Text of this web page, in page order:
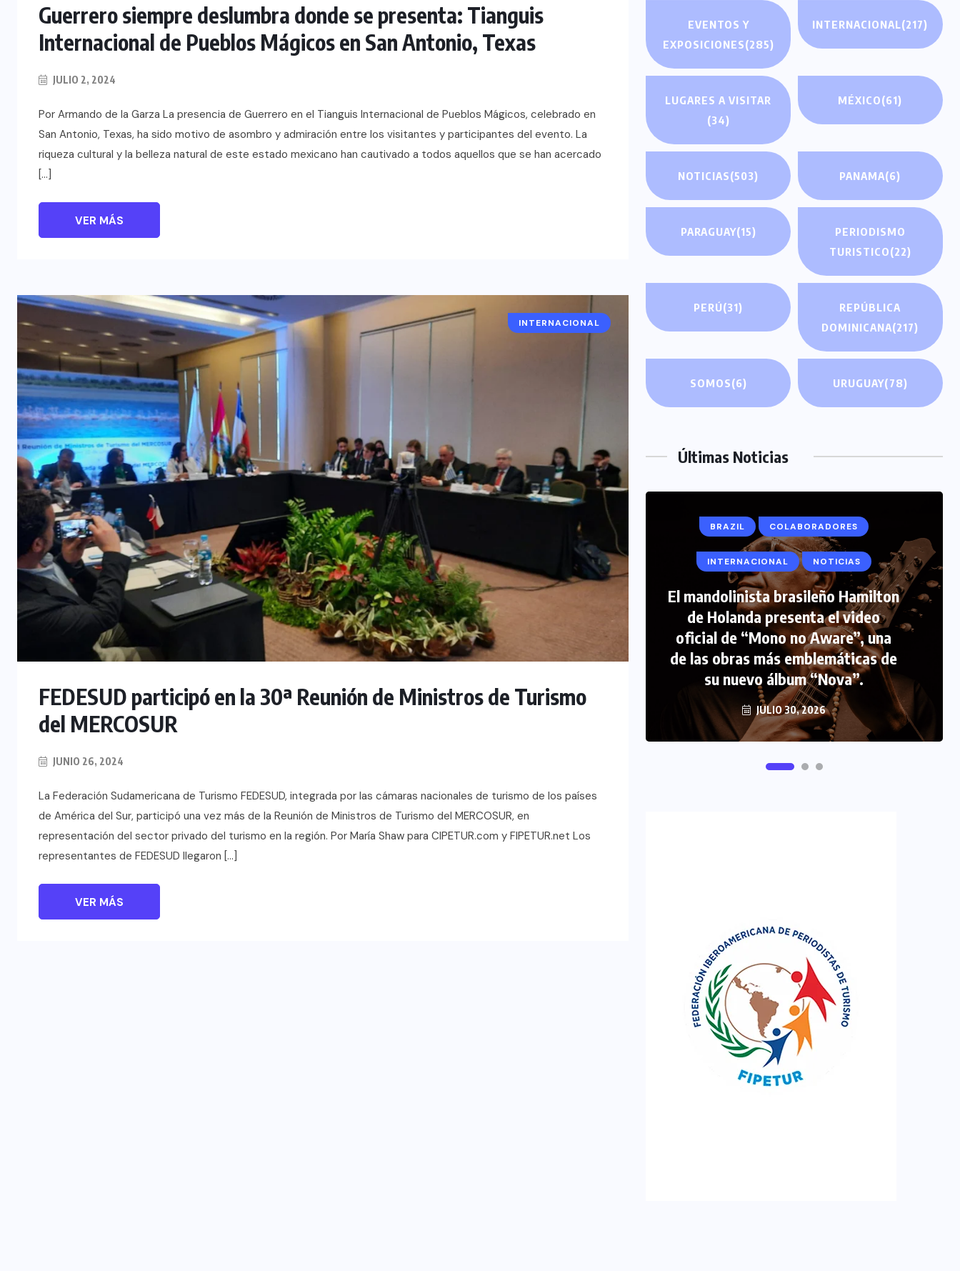
Guerrero siempre deslumbra donde se presenta: Tianguis
Internacional de Pueblos Mágicos en San Antonio, Texas
JULIO 2, 2024
Por Armando de la Garza La presencia de Guerrero en el Tianguis Internacional de Pueblos Mágicos, celebrado en
San Antonio, Texas, ha sido motivo de asombro y admiración entre los visitantes y participantes del evento. La
riqueza cultural y la belleza natural de este estado mexicano han cautivado a todos aquellos que se han acercado
[…]
VER MÁS
INTERNACIONAL
FEDESUD participó en la 30ª Reunión de Ministros de Turismo
del MERCOSUR
JUNIO 26, 2024
La Federación Sudamericana de Turismo FEDESUD, integrada por las cámaras nacionales de turismo de los países
de América del Sur, participó una vez más de la Reunión de Ministros de Turismo del MERCOSUR, en
representación del sector privado del turismo en la región. Por María Shaw para CIPETUR.com y FIPETUR.net Los
representantes de FEDESUD llegaron […]
VER MÁS
EVENTOS Y
EXPOSICIONES(285)
INTERNACIONAL(217)
LUGARES A VISITAR
(34)
MÉXICO(61)
NOTICIAS(503) PANAMA(6)
PARAGUAY(15)
PERIODISMO
TURISTICO(22)
PERÚ(31)
REPÚBLICA
DOMINICANA(217)
SOMOS(6) URUGUAY(78)
Últimas Noticias
COLABORADORES MÉXICO
NOTICIAS
EL FIN DEL MILAGRO BOHEMIO:
TULUM EN BANCARROTA
TURÍSTICA POR ABUSOS Y FALTA
JUNIO 24, 2026
BRAZIL COLABORADORES
INTERNACIONAL NOTICIAS
El mandolinista brasileño Hamilton
de Holanda presenta el video
oficial de “Mono no Aware”, una
de las obras más emblemáticas de
su nuevo álbum “Nova”.
JULIO 30, 2026
COLABORADORES INTERNACIONAL
NOTICIAS PERIODISMO TURISTICO
FIPETUR se solidariza con
Venezuela
JUNIO 29, 2026